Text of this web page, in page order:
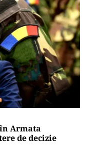
Armata
de decizie